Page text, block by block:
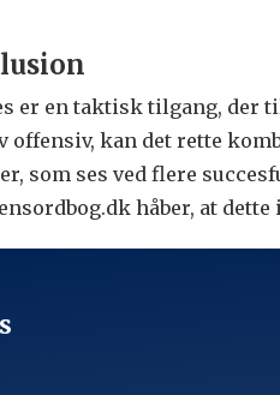
er en taktisk tilgang, der
offensiv, kan det rette
som ses ved flere
håber, at